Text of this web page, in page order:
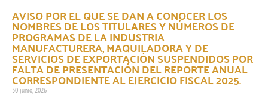
AVISO POR EL QUE SE DAN A CONOCER LOS
NOMBRES DE LOS TITULARES Y NÚMEROS DE
PROGRAMAS DE LA INDUSTRIA
MANUFACTURERA, MAQUILADORA Y DE
SERVICIOS DE EXPORTACIÓN SUSPENDIDOS POR
FALTA DE PRESENTACIÓN DEL REPORTE ANUAL
CORRESPONDIENTE AL EJERCICIO FISCAL 2025.
30 junio, 2026